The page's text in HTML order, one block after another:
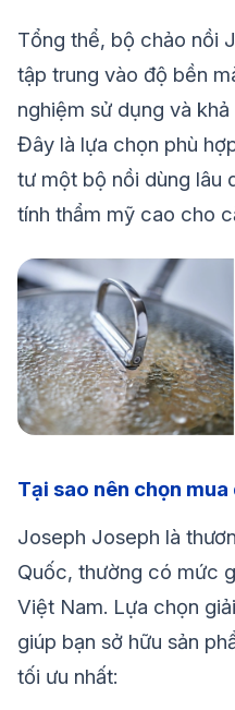
Tổng thể, bộ chảo nồi
tập trung vào độ bền
nghiệm sử dụng và
Đây là lựa chọn phù
tư một bộ nồi dùng lâu
tính thẩm mỹ cao cho
Tại sao nên chọn mua
Joseph Joseph là
Quốc, thường có mức
Việt Nam. Lựa chọn
giúp bạn sở hữu sản
tối ưu nhất: